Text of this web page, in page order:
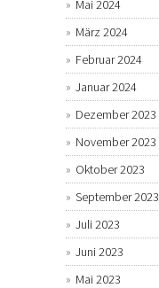
Mai 2024
März 2024
Februar 2024
Januar 2024
Dezember 2023
November 2023
Oktober 2023
September 2023
Juli 2023
Juni 2023
Mai 2023